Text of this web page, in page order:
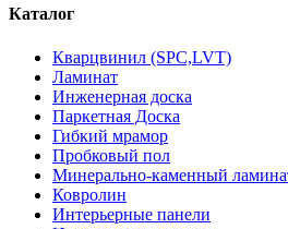
Каталог
Кварцвинил (SPC,LVT)
Ламинат
Инженерная доска
Паркетная Доска
Гибкий мрамор
Пробковый пол
Минерально-каменный
Ковролин
Интерьерные панели